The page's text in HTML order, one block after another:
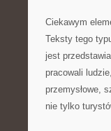
Ciekawym
Teksty tego
jest
pracowali
przemysłowe,
nie tylko